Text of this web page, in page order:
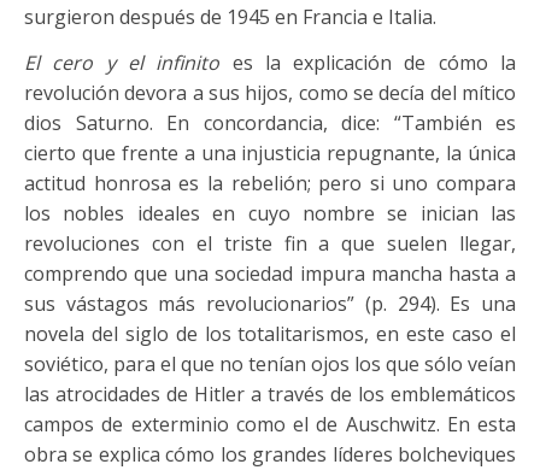
surgieron después de 1945 en Francia e Italia.
El cero y el infinito es la explicación de cómo la
revolución devora a sus hijos, como se decía del mítico
dios Saturno. En concordancia, dice: “También es
cierto que frente a una injusticia repugnante, la única
actitud honrosa es la rebelión; pero si uno compara
los nobles ideales en cuyo nombre se inician las
revoluciones con el triste fin a que suelen llegar,
comprendo que una sociedad impura mancha hasta a
sus vástagos más revolucionarios” (p. 294). Es una
novela del siglo de los totalitarismos, en este caso el
soviético, para el que no tenían ojos los que sólo veían
las atrocidades de Hitler a través de los emblemáticos
campos de exterminio como el de Auschwitz. En esta
obra se explica cómo los grandes líderes bolcheviques